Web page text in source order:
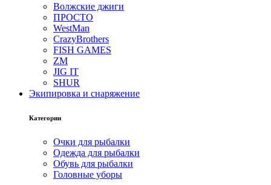
Волжские джиги
ПРОСТО
WestMan
CrazyBrothers
FISH GAMES
ZM
JIG IT
SHUR
Экипировка и снаряжение
Категории
Очки для рыбалки
Одежда для рыбалки
Обувь для рыбалки
Головные уборы